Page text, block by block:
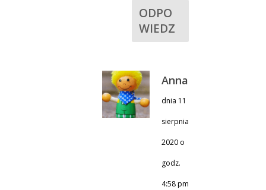
ODPO
WIEDZ
Anna
dnia 11
sierpnia
2020 o
godz.
4:58 pm